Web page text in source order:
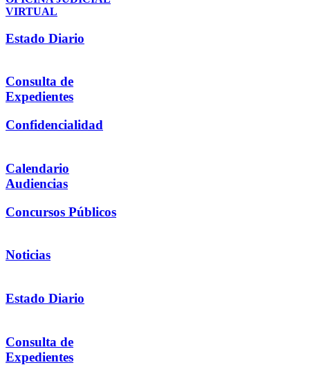
VIRTUAL
Estado Diario
Consulta de
Expedientes
Confidencialidad
Calendario
Audiencias
Concursos Públicos
Noticias
Estado Diario
Consulta de
Expedientes